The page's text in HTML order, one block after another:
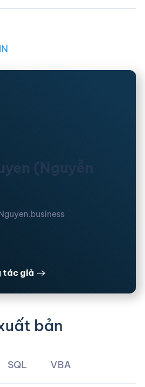
(Nguyễn
tác giả
bản
SQL VBA